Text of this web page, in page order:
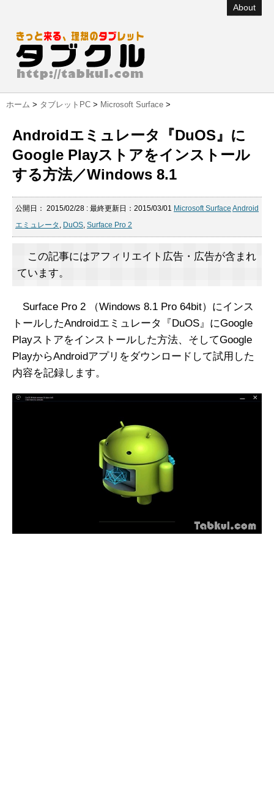
About
ホーム > タブレットPC > Microsoft Surface >
Androidエミュレータ『DuOS』に
Google Playストアをインストール
する方法／Windows 8.1
公開日： 2015/02/28 : 最終更新日：2015/03/01 Microsoft Surface Android
エミュレータ , DuOS, Surface Pro 2
この記事にはアフィリエイト広告・広告が含まれ
ています。
Surface Pro 2 （Windows 8.1 Pro 64bit）にインス
トールしたAndroidエミュレータ『DuOS』にGoogle
Playストアをインストールした方法、そしてGoogle
PlayからAndroidアプリをダウンロードして試用した
内容を記録します。